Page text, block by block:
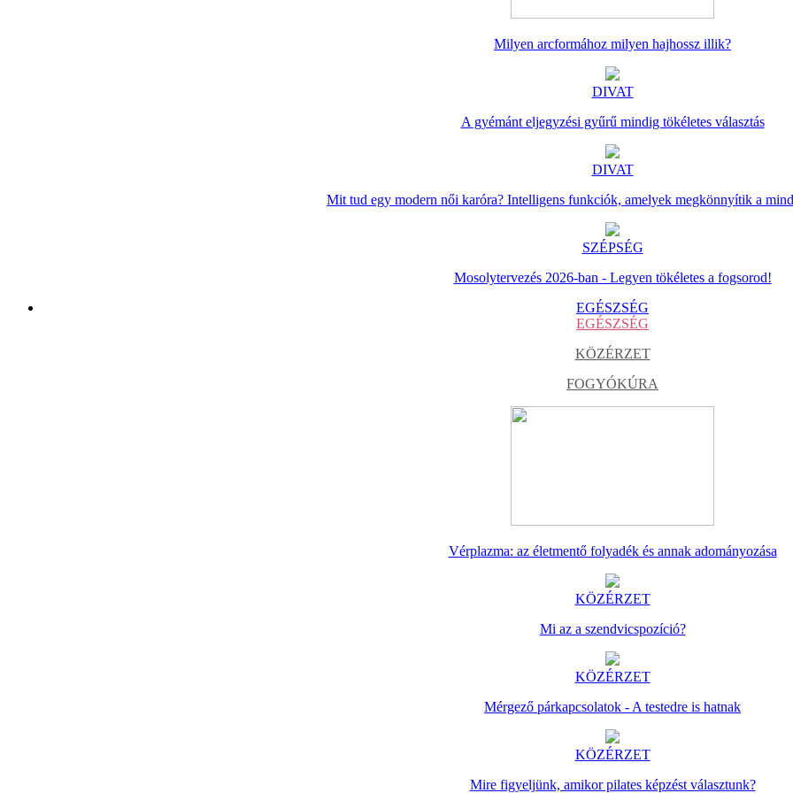
Milyen arcformához milyen hajhossz illik?
DIVAT
A gyémánt eljegyzési gyűrű mindig tökéletes választás
DIVAT
Mit tud egy modern női karóra? Intelligens funkciók, amelyek megkönnyítik a
SZÉPSÉG
Mosolytervezés 2026-ban - Legyen tökéletes a fogsorod!
EGÉSZSÉG
EGÉSZSÉG
KÖZÉRZET
FOGYÓKÚRA
Vérplazma: az életmentő folyadék és annak adományozása
KÖZÉRZET
Mi az a szendvicspozíció?
KÖZÉRZET
Mérgező párkapcsolatok - A testedre is hatnak
KÖZÉRZET
Mire figyeljünk, amikor pilates képzést választunk?